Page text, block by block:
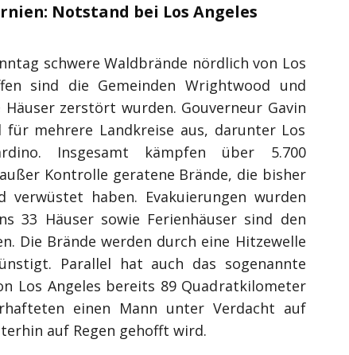
Notstand bei Los Angeles
schwere Waldbrände nördlich von Los
sind die Gemeinden Wrightwood und
zerstört wurden. Gouverneur Gavin
mehrere Landkreise aus, darunter Los
Insgesamt kämpfen über 5.700
Kontrolle geratene Brände, die bisher
verwüstet haben. Evakuierungen wurden
33 Häuser sowie Ferienhäuser sind den
Die Brände werden durch eine Hitzewelle
Parallel hat auch das sogenannte
Los Angeles bereits 89 Quadratkilometer
einen Mann unter Verdacht auf
auf Regen gehofft wird.